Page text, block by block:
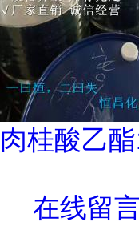
肉桂酸乙
在线留